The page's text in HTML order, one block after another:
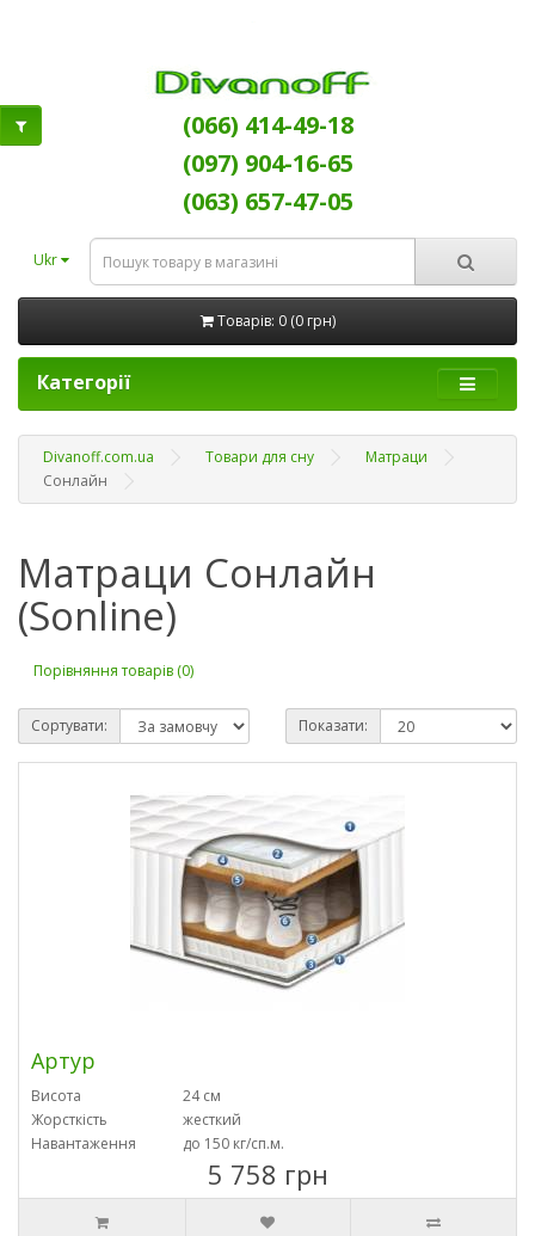
(066) 414-49-18
(097) 904-16-65
(063) 657-47-05
Ukr
Товарів: 0 (0 грн)
Категорії
Divanoff.com.ua Товари для сну
Матраци
Сонлайн
Матраци Сонлайн
(Sonline)
Порівняння товарів (0)
Сортувати: Показати:
Артур
Висота
24 см
Жорсткість
жесткий
Навантаження
до 150 кг/сп.м.
5 758 грн